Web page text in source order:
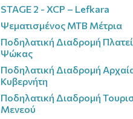
STAGE 2 - XCP – Lefkara
Ψεματισμένος MTB Μέτρια
Ποδηλατική Διαδρομή
Ψώκας
Ποδηλατική Διαδρομή
Κυβερνήτη
Ποδηλατική Διαδρομή
Μενεού